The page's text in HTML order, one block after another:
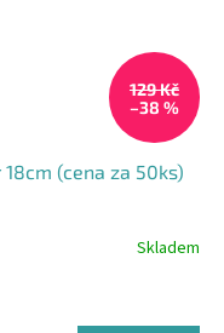
129 Kč
–38 %
(cena za 50ks)
Skladem